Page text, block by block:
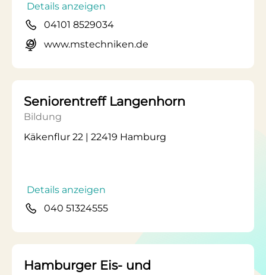
Details anzeigen
04101 8529034
www.mstechniken.de
Seniorentreff Langenhorn
Bildung
Käkenflur 22 | 22419 Hamburg
Details anzeigen
040 51324555
Hamburger Eis- und